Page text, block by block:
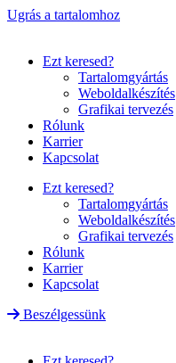
Ugrás a tartalomhoz
Ezt keresed?
Tartalomgyártás
Weboldalkészítés
Grafikai tervezés
Rólunk
Karrier
Kapcsolat
Ezt keresed?
Tartalomgyártás
Weboldalkészítés
Grafikai tervezés
Rólunk
Karrier
Kapcsolat
Beszélgessünk